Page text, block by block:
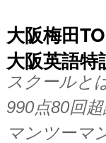
大阪梅田
大阪英語特
スクールと
990点80回
マンツーマ